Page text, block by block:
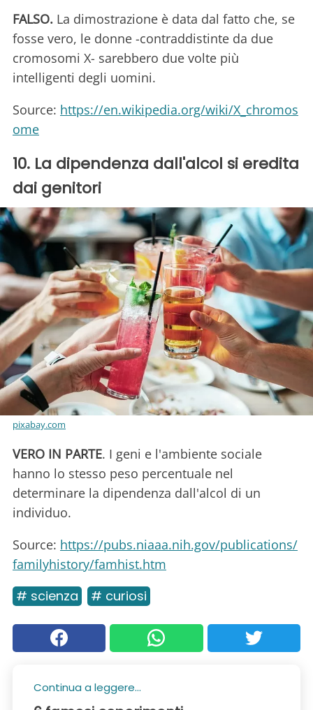
FALSO. La dimostrazione è data dal fatto che, se
fosse vero, le donne -contraddistinte da due
cromosomi X- sarebbero due volte più
intelligenti degli uomini.
Source: https://en.wikipedia.org/wiki/X_chromos
ome
10. La dipendenza dall'alcol si eredita
dai genitori
pixabay.com
VERO IN PARTE. I geni e l'ambiente sociale
hanno lo stesso peso percentuale nel
determinare la dipendenza dall'alcol di un
individuo.
Source: https://pubs.niaaa.nih.gov/publications/
familyhistory/famhist.htm
# scienza # curiosi
Continua a leggere...